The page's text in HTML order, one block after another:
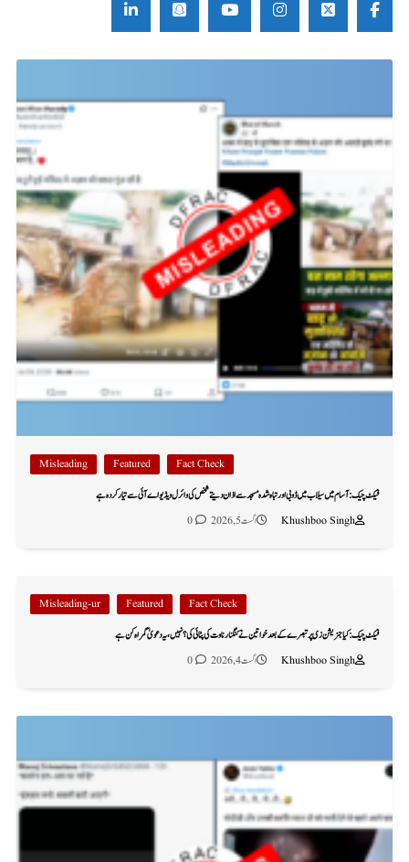
Fact Check
Featured
Misleading
فیکٹ چیک: آسام میں سیلاب میں ڈوبی اور تباہ شدہ مسجد سے اذان دیتے شخص کی وائرل ویڈیو اے آئی سے تیار کردہ ہے
Khushboo Singh
اگست 5, 2026 0
Fact Check
Featured
Misleading-ur
فیکٹ چیک: کیا جنریشن زی پر تبصرے کے بعد خواتین نے کنگنا رناوت کی پٹائی کی؟ نہیں، یہ دعویٰ گمراہ کن ہے
Khushboo Singh
اگست 4, 2026 0